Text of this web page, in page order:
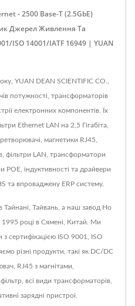
- 2500 Base-T (2.5GbE)
Джерел Живлення Та
ISO 14001/IATF 16949 | YUAN
YUAN DEAN SCIENTIFIC CO.,
потужності, трансформаторів
електронних компонентів. Їх
Ethernet LAN на 2,5 Гігабіта,
магнетики RJ45,
фільтри LAN, трансформатори
POE, індуктивності та драйвери
та впроваджену ERP систему.
Тайнані, Тайвань, а наш завод Ho
році в Сямені, Китай. Ми
сертифікацією ISO 9001, ISO
різні продукти, такі як DC/DC
RJ45 з магнітами,
всі види трансформаторів,
зарядні пристрої.